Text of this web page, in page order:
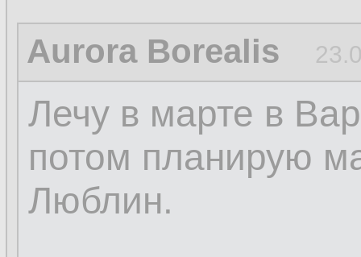
Aurora Borealis
Лечу в марте в
потом планирую
Люблин.